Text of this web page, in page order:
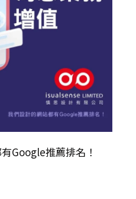
Google推薦排名！